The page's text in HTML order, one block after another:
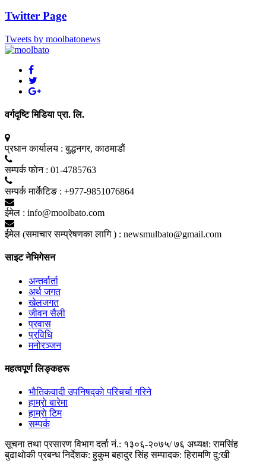
Twitter Page
Tweets by moolbatonews
वर्गदृष्टि मिडिया प्रा. लि.
प्रधान कार्यालय : बुद्धनगर, काठमाडाैं
सम्पर्क फाेन : 01-4785763
सम्पर्क मार्केटिङ : +977-9851076864
ईमेल : info@moolbato.com
ईमेल (समाचार सम्प्रेषणका लागि ) : newsmulbato@gmail.com
साइट नेभिगेसन
अन्तर्वार्ता
अर्थ जगत
खेलजगत
जीवन सैली
प्रवास
प्रविधि
मनोरञ्जन
महत्वपूर्ण लिङ्कहरू
भाैतिकवादी उपनिषद्काे परिचर्चा गरिने
हाम्राे बारेमा
हाम्राे टिम
सम्पर्क
सूचना तथा प्रसारण विभाग दर्ता नं.: १३०६-२०७५/ ७६ अध्यक्ष: रामसिंह
बुढाथाेकी प्रबन्ध निर्देशक: हुकुम बहादुर सिंह सम्पादक: हिरामणि दु:खी